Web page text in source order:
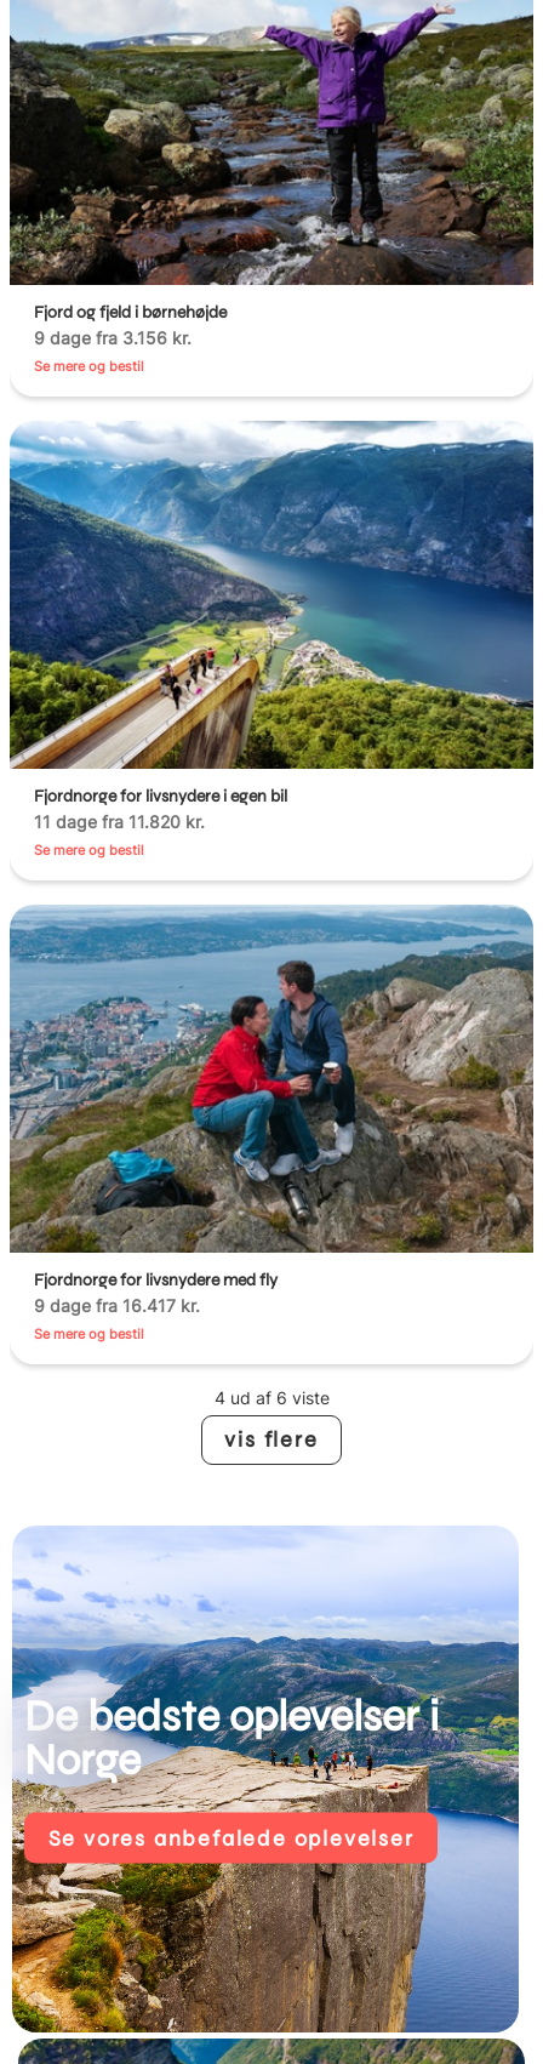
Fjord og fjeld i børnehøjde
9 dage fra 3.156 kr.
Se mere og bestil
Fjordnorge for livsnydere i egen bil
11 dage fra 11.820 kr.
Se mere og bestil
Fjordnorge for livsnydere med fly
9 dage fra 16.417 kr.
Se mere og bestil
4 ud af 6 viste
vis flere
De bedste oplevelser i
Norge
Se vores anbefalede oplevelser